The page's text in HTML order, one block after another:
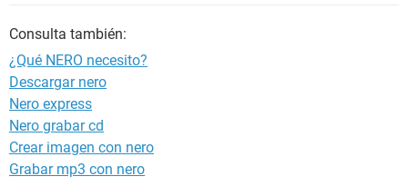
Consulta también:
¿Qué NERO necesito?
Descargar nero
Nero express
Nero grabar cd
Crear imagen con nero
Grabar mp3 con nero